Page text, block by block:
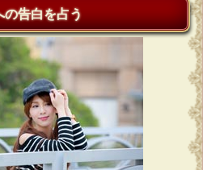
告白を占う